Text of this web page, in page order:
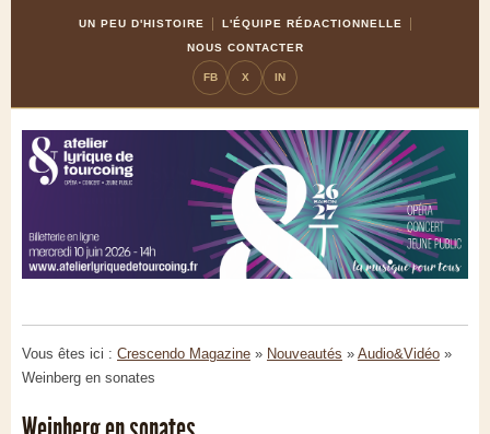
UN PEU D'HISTOIRE
L'ÉQUIPE RÉDACTIONNELLE
NOUS CONTACTER
FB X IN
Vous êtes ici : Crescendo Magazine » Nouveautés » Audio&Vidéo »
Weinberg en sonates